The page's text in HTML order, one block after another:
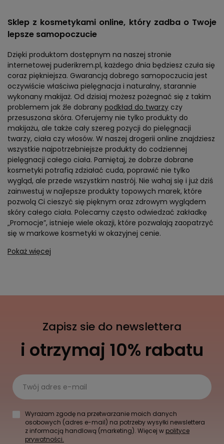
Sklep z kosmetykami online, który zadba o Twoje
lepsze samopoczucie
Dzięki produktom dostępnym na naszej stronie
internetowej puderikrem.pl, każdego dnia będziesz czuła się
coraz piękniejsza. Gwarancją dobrego samopoczucia jest
oczywiście właściwa pielęgnacja i naturalny, starannie
wykonany makijaż. Od dzisiaj możesz pożegnać się z takim
problemem jak źle dobrany podkład do twarzy czy
przesuszona skóra. Oferujemy nie tylko produkty do
makijażu, ale także cały szereg pozycji do pielęgnacji
twarzy, ciała czy włosów. W naszej drogerii online znajdziesz
wszystkie najpotrzebniejsze produkty do codziennej
pielęgnacji całego ciała. Pamiętaj, że dobrze dobrane
kosmetyki potrafią zdziałać cuda, poprawić nie tylko
wygląd, ale przede wszystkim nastrój. Nie wahaj się i już dziś
zainwestuj w najlepsze produkty topowych marek, które
pozwolą Ci cieszyć się pięknym oraz zdrowym wyglądem
skóry całego ciała. Polecamy często odwiedzać zakładkę
„Promocje”, istnieje wiele okazji, które pozwalają zaopatrzyć
się w markowe kosmetyki w okazyjnej cenie.
Pokaż więcej
Zapisz sie do newslettera
i otrzymaj 10% rabatu
Twój adres e-mail
Wyrażam zgodę na przetwarzanie moich danych
osobowych (adres e-mail) na potrzeby wysyłki newslettera
z informacją handlową (marketing). Więcej w polityce
prywatności.